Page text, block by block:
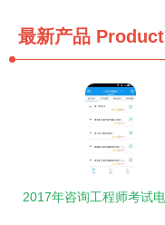
最新产品 Product